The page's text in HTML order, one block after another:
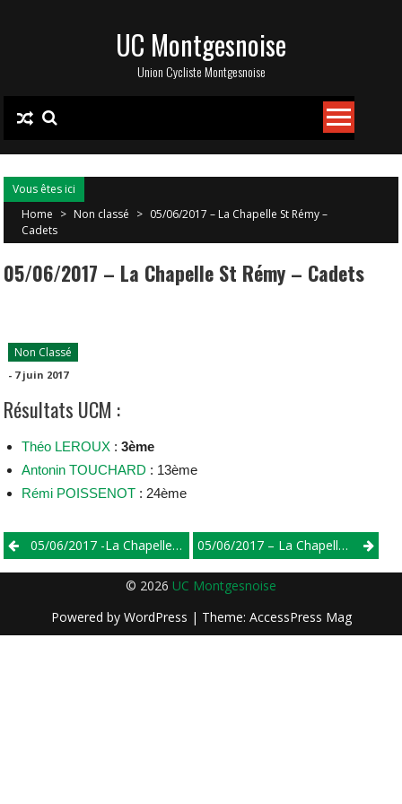
UC Montgesnoise
Union Cycliste Montgesnoise
Vous êtes ici
Home > Non classé > 05/06/2017 – La Chapelle St Rémy –
Cadets
05/06/2017 – La Chapelle St Rémy – Cadets
Non Classé
- 7 juin 2017
Résultats UCM :
Théo LEROUX : 3ème
Antonin TOUCHARD : 13ème
Rémi POISSENOT : 24ème
Post
navigation
05/06/2017 -La Chapelle St Rémy – Minimes 05/06/2017 – La Chapelle Saint Rémy – Départementaux
© 2026 UC Montgesnoise
Powered by WordPress | Theme: AccessPress Mag